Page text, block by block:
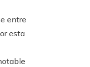
entre
esta